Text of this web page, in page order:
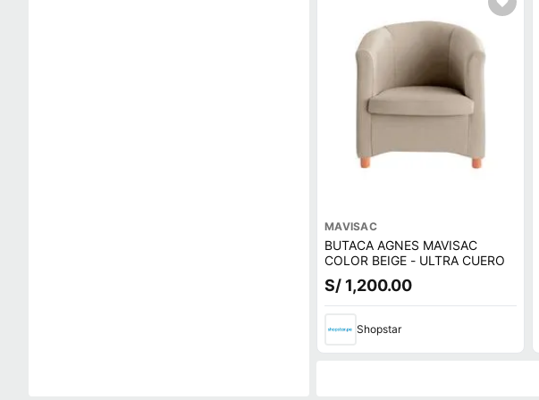
MAVISAC
BUTACA AGNES MAVISAC
COLOR BEIGE - ULTRA CUERO
S/ 1,200.00
Shopstar